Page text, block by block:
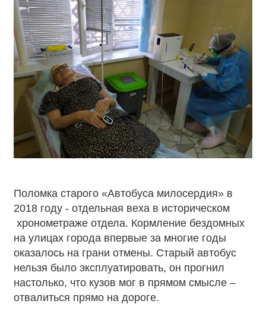
Поломка старого «Автобуса милосердия» в
2018 году - отдельная веха в историческом
хронометраже отдела. Кормление бездомных
на улицах города впервые за многие годы
оказалось на грани отмены. Старый автобус
нельзя было эксплуатировать, он прогнил
настолько, что кузов мог в прямом смысле –
отвалиться прямо на дороге.